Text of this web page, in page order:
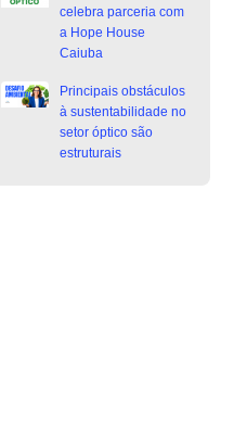
celebra parceria com
a Hope House
Caiuba
Principais obstáculos
à sustentabilidade no
setor óptico são
estruturais